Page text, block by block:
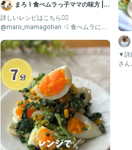
マヨネーズの油分が脂溶性ビタミンの吸
✅ 3. 脳の健康・記憶力サポート
卵のコリンが脳の神経伝達や記憶力に関
ツナのDHA・EPA（オメガ3脂肪酸）も
✅ 4. 骨の健康を守る
卵のビタミンDがカルシウムの吸収を助
ツナにも少量のビタミンDあり！
✅5. 美容にも◎（肌・髪・腸内）
卵とツナのたんぱく質で肌や髪、爪の材
まろ ⌇ 食べムラっ子ママの味方 |
幼児食1歳〜
詳しいレシピはこちら👇🏻
@maro_mamagohan ◁ 食べムラに悩
▼詳細は
さんと